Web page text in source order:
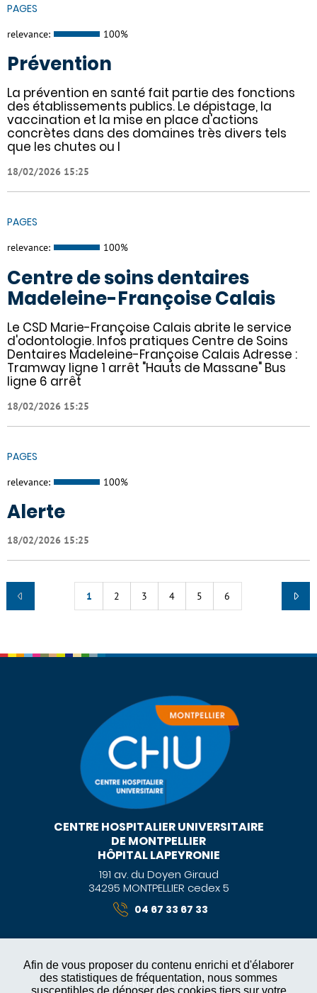
Afin de vous proposer du contenu enrichi et d'élaborer
des statistiques de fréquentation, nous sommes
susceptibles de déposer des cookies tiers sur votre
PAGES
relevance: 100%
Prévention
La prévention en santé fait partie des fonctions
des établissements publics. Le dépistage, la
vaccination et la mise en place d'actions
concrètes dans des domaines très divers tels
que les chutes ou l
18/02/2026 15:25
PAGES
relevance: 100%
Centre de soins dentaires
Madeleine-Françoise Calais
Le CSD Marie-Françoise Calais abrite le service
d'odontologie. Infos pratiques Centre de Soins
Dentaires Madeleine-Françoise Calais Adresse :
Tramway ligne 1 arrêt "Hauts de Massane" Bus
ligne 6 arrêt
18/02/2026 15:25
PAGES
relevance: 100%
Alerte
18/02/2026 15:25
1 2 3 4 5 6
CENTRE HOSPITALIER UNIVERSITAIRE
DE MONTPELLIER
HÔPITAL LAPEYRONIE
191 av. du Doyen Giraud
34295 MONTPELLIER cedex 5
04 67 33 67 33
MENTIONS LÉGALES